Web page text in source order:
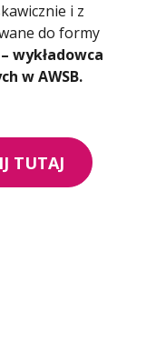
i z
do formy
wykładowca
w AWSB.
TUTAJ